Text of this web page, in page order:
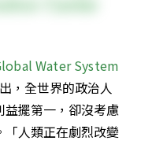
Water System
，全世界的政治人
擺第一，卻沒考慮
人類正在劇烈改變